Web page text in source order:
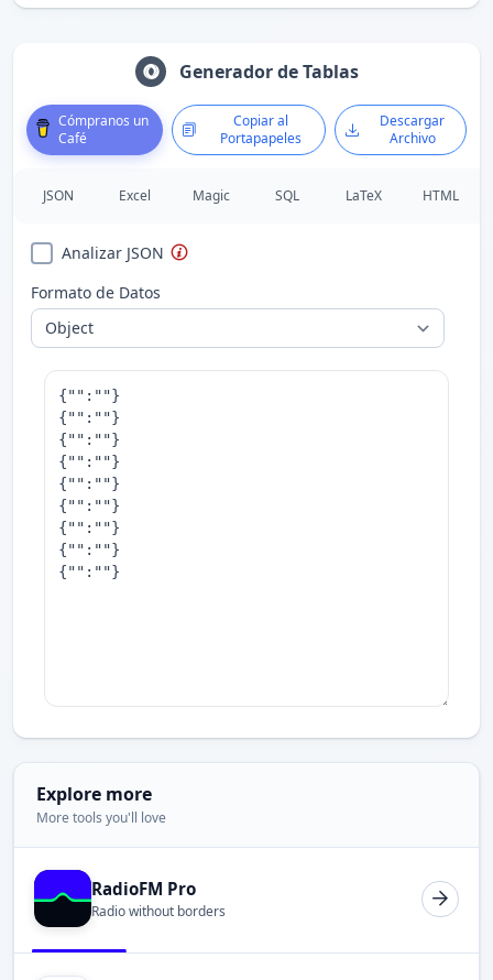
Generador de Tablas
Cómpranos un
Café
Copiar al
Portapapeles
Descargar
Archivo
JSON Excel Magic SQL LaTeX HTML
Analizar JSON
Formato de Datos
Explore more
More tools you'll love
RadioFM Pro
Radio without borders